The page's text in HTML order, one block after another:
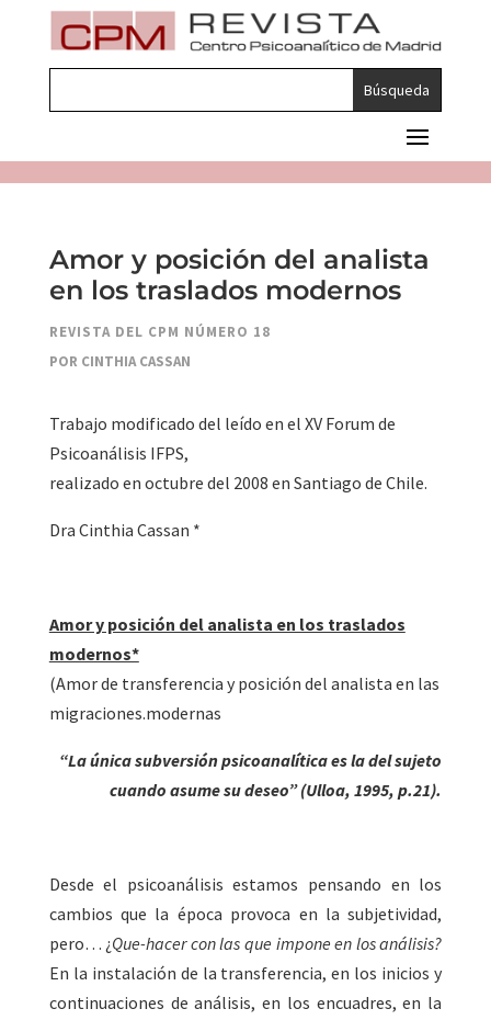
Amor y posición del analista
en los traslados modernos
REVISTA DEL CPM NÚMERO 18
POR CINTHIA CASSAN
Trabajo modificado del leído en el XV Forum de
Psicoanálisis IFPS,
realizado en octubre del 2008 en Santiago de Chile.
Dra Cinthia Cassan *
Amor y posición del analista en los traslados
modernos*
(Amor de transferencia y posición del analista en las
migraciones.modernas
“La única subversión psicoanalítica es la del sujeto
cuando asume su deseo” (Ulloa, 1995, p.21).
Desde el psicoanálisis estamos pensando en los
cambios que la época provoca en la subjetividad,
pero… ¿Que-hacer con las que impone en los análisis?
En la instalación de la transferencia, en los inicios y
continuaciones de análisis, en los encuadres, en la